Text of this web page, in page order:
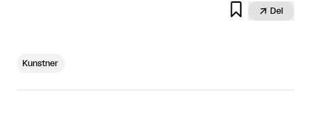
  Del
Kunstner